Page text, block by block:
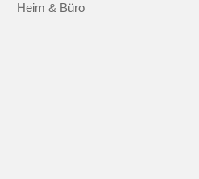
Heim & Büro